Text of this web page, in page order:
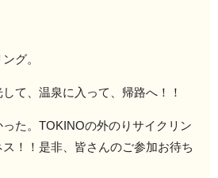
グ。
て、温泉に入って、帰路へ！！
た。TOKINOの外のりサイクリン
！！是非、皆さんのご参加お待ち